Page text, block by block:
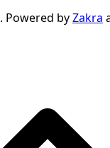
. Powered byZakra